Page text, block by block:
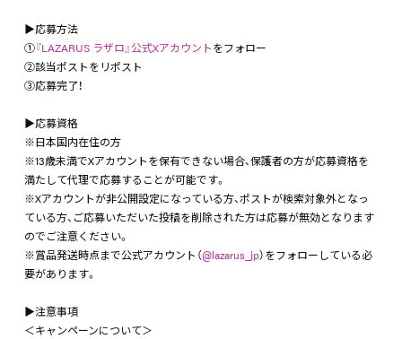
▶応募方法
①『LAZARUS ラザロ』公式Xアカウントをフォロー
②該当ポストをリポスト
③応募完了！
▶応募資格
※日本国内在住の方
※13歳未満でXアカウントを保有できない場合、保護者の方が応募資格を
満たして代理で応募することが可能です。
※Xアカウントが非公開設定になっている方、ポストが検索対象外となっ
ている方、ご応募いただいた投稿を削除された方は応募が無効となります
のでご注意ください。
※賞品発送時点まで公式アカウント（@lazarus_jp）をフォローしている必
要があります。
▶注意事項
＜キャンペーンについて＞